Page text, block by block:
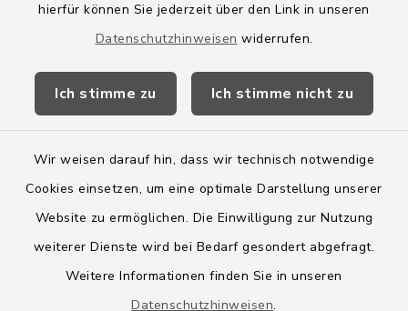
hierfür können Sie jederzeit über den Link in unseren
Datenschutzhinweisen widerrufen.
Ich stimme zu Ich stimme nicht zu
Wir weisen darauf hin, dass wir technisch notwendige
Cookies einsetzen, um eine optimale Darstellung unserer
Website zu ermöglichen. Die Einwilligung zur Nutzung
weiterer Dienste wird bei Bedarf gesondert abgefragt.
Weitere Informationen finden Sie in unseren
Datenschutzhinweisen.
Amtsbroschüre
Wege-Zweckverband
Barrierefreiheit